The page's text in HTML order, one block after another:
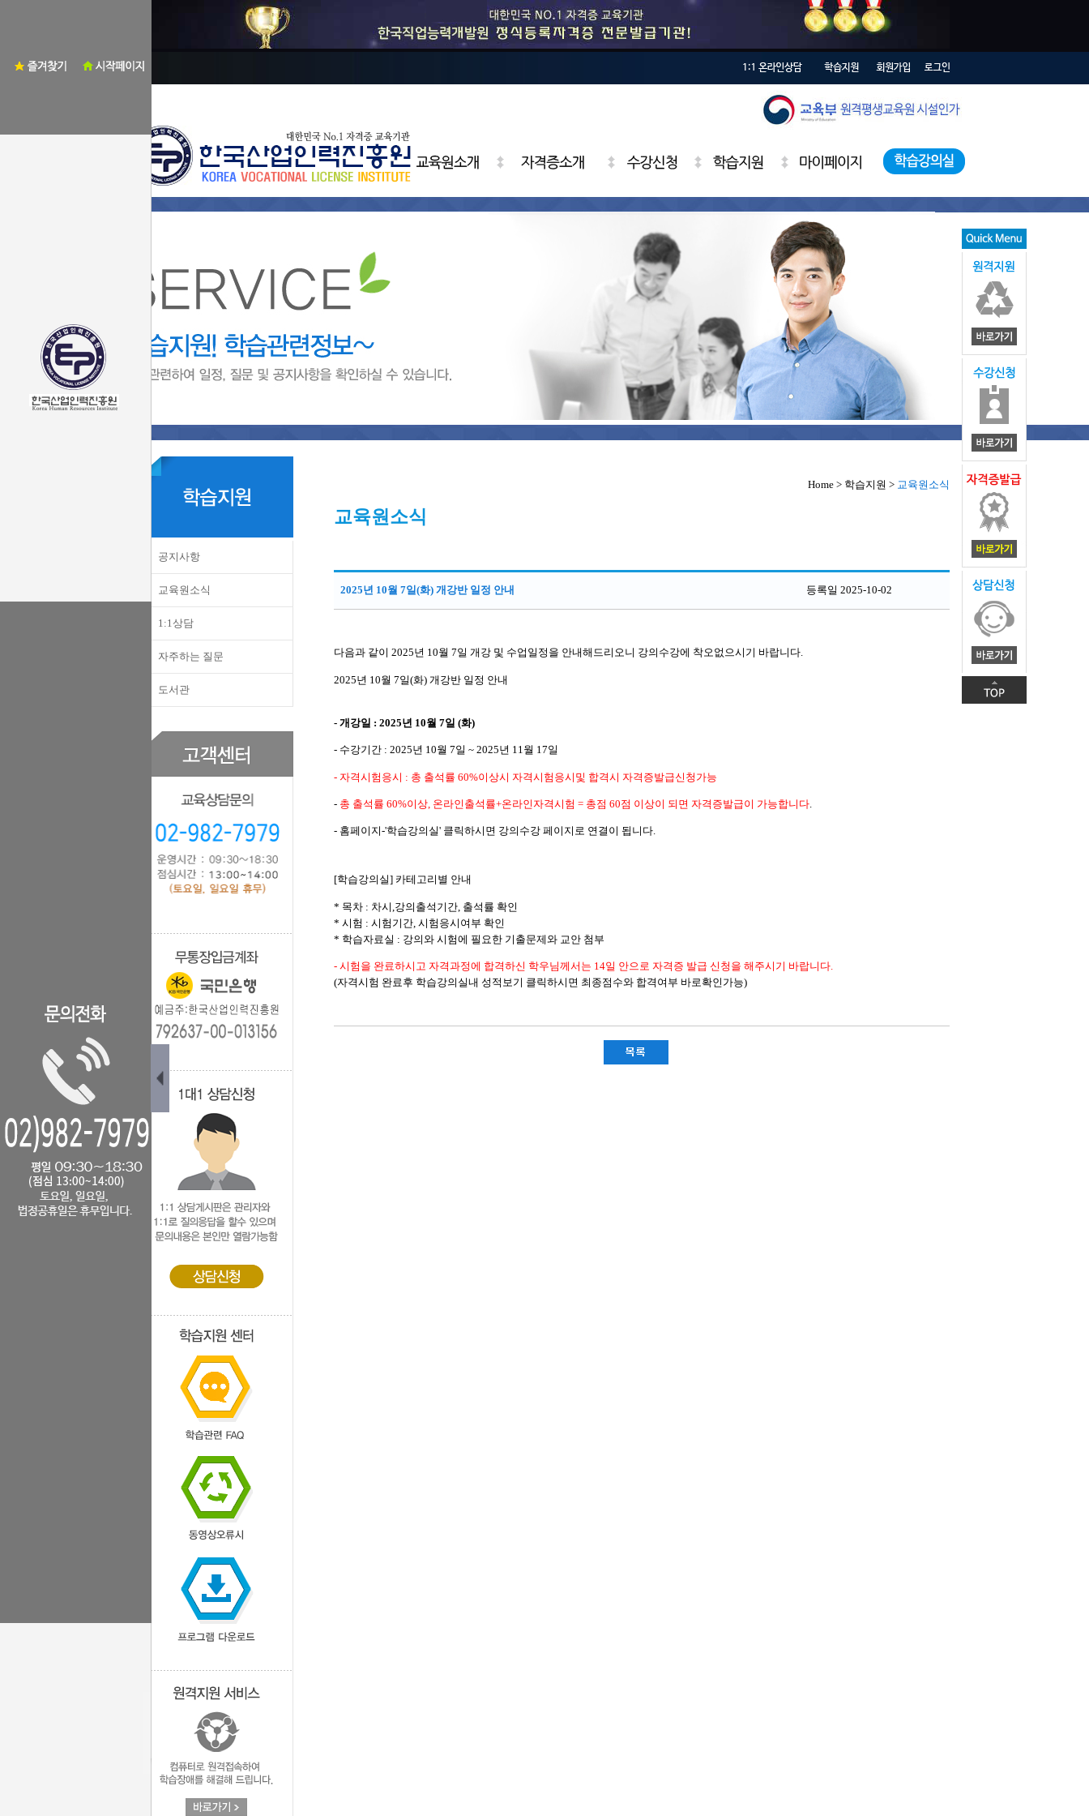
공지사항
교육원소식
1:1상담
자주하는 질문
도서관
Home > 학습지원 > 교육원소식
교육원소식
2025년 10월 7일(화) 개강반 일정 안내 등록일 2025-10-02
다음과 같이 2025년 10월 7일 개강 및 수업일정을 안내해드리오니 강의수강에 착오없으시기 바랍니다.
2025년 10월 7일(화) 개강반 일정 안내
- 개강일 : 2025년 10월 7일 (화)
- 수강기간 : 2025년 10월 7일 ~ 2025년 11월 17일
- 자격시험응시 : 총 출석률 60%이상시 자격시험응시및 합격시 자격증발급신청가능
- 총 출석률 60%이상, 온라인출석률+온라인자격시험 = 총점 60점 이상이 되면 자격증발급이 가능합니다
- 홈페이지-'학습강의실' 클릭하시면 강의수강 페이지로 연결이 됩니다.
[학습강의실] 카테고리별 안내
* 목차 : 차시,강의출석기간, 출석률 확인
* 시험 : 시험기간, 시험응시여부 확인
* 학습자료실 : 강의와 시험에 필요한 기출문제와 교안 첨부
- 시험을 완료하시고 자격과정에 합격하신 학우님께서는 14일 안으로 자격증 발급 신청을 해주시기 바랍니다.
(자격시험 완료후 학습강의실내 성적보기 클릭하시면 최종점수와 합격여부 바로확인가능)